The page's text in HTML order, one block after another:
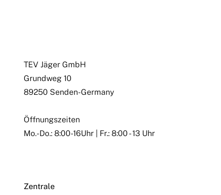
TEV Jäger GmbH
Grundweg 10
89250 Senden-Germany
Öffnungszeiten
Mo.-Do.: 8:00-16Uhr | Fr.: 8:00 - 13 Uhr
Zentrale